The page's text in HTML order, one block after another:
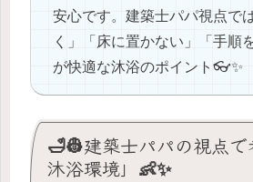
安心です。建築士パパ視点で
く」「床に置かない」「手順
が快適な沐浴のポイント👓✨
🛁👷建築士パパの視点
沐浴環境」👶✨